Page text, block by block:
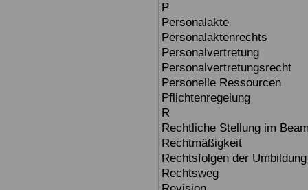
P
Personalakte
Personalaktenrechts
Personalvertretung
Personalvertretungsrecht
Personelle Ressourcen
Pflichtenregelung
R
Rechtliche Stellung im
Rechtmäßigkeit
Rechtsfolgen der Umbildung
Rechtsweg